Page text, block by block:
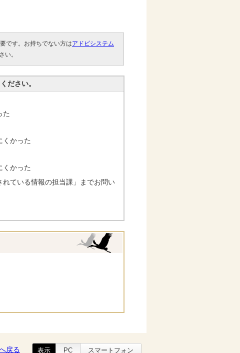
です。お持ちでない方はアドビシステム
い。
ださい。
た
くかった
くかった
ている情報の担当課」までお問い
戻る 表示 PC スマートフォン